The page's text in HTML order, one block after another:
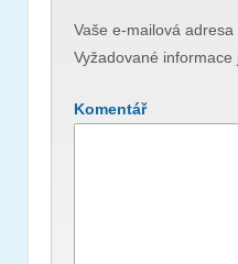
Vaše e-mailová adresa
Vyžadované informace
Komentář